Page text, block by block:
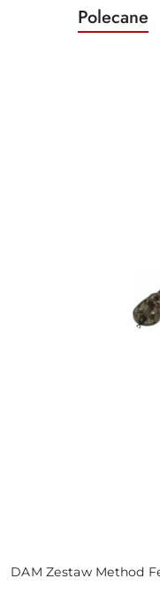
Pomiń karuzelę
Produkty
o
Polecane
DAM Zestaw Method